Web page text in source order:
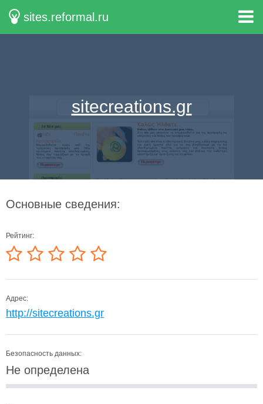
sites.reformal.ru
sitecreations.gr
Основные сведения:
Рейтинг:
Адрес:
http://sitecreations.gr
Безопасность данных:
Не определена